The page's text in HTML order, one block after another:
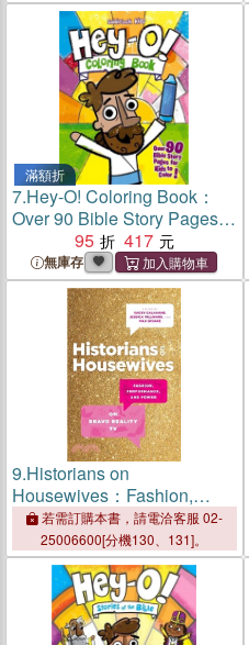
滿額折
7.Hey-O! Coloring Book：
Over 90 Bible Story Pages
for Kids to Color
95 417
無庫存
9.Historians on
Housewives：Fashion,
Performance, and Power on
Bravo Reality TV
若需訂購本書，請電洽客服 02-
25006600[分機130、131]。